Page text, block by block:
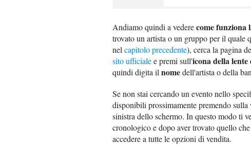
Andiamo quindi a vederecome funziona
trovato un artista o un gruppo per il quale
nel capitolo precedente), cerca la pagina
sito ufficialee premi sull'icona della
quindi digita il nomedell'artista o della
Se non stai cercando un evento nello
disponibili prossimamente premendo sulla
sinistra dello schermo. In questo modo ti
cronologico e dopo aver trovato quello
accedere a tutte le opzioni di vendita.